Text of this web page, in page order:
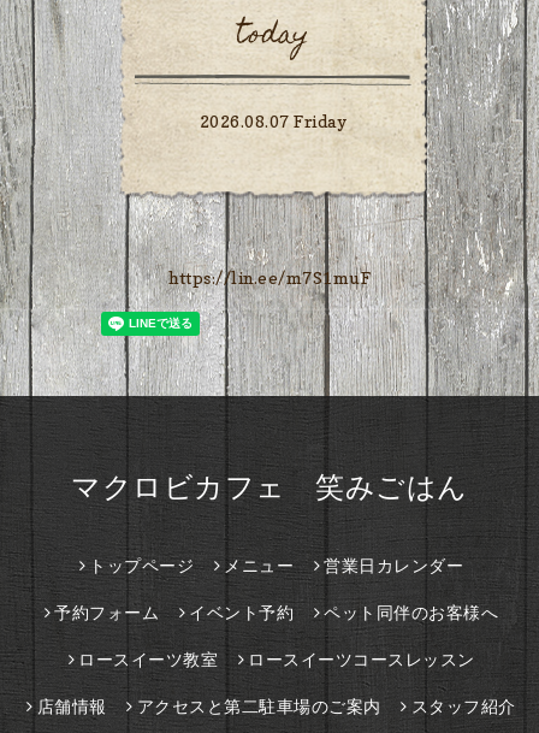
today
2026.08.07 Friday
https://lin.ee/m7S1muF
マクロビカフェ 笑みごはん
トップページ メニュー 営業日カレンダー
予約フォーム イベント予約 ペット同伴のお客様へ
ロースイーツ教室 ロースイーツコースレッスン
店舗情報 アクセスと第二駐車場のご案内 スタッフ紹介